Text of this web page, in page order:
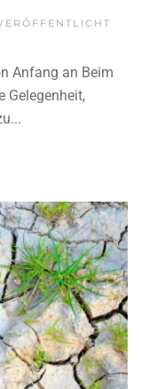
Anfang an Beim
Gelegenheit,